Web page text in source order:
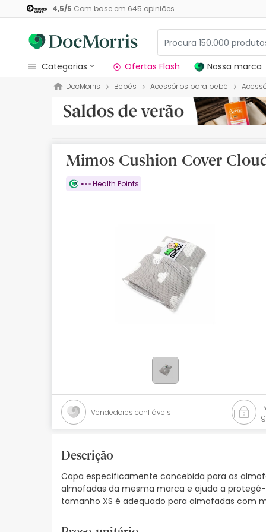
4,5/5 Com base em 645 opiniões
categorias
Dermocosmetica
Nossa marca
Medicamentos
Cosmética
Promoções
Mais vendidos
Health points
Ofertas Flash Nossa marca
DocMorris Bebés Acessórios para bebé
Mimos Cushion Cover
Health Points
Vendedores confiáveis
Descrição
Capa especificamente concebida para as
almofadas da mesma marca e ajuda a
tamanho XS é adequado para almofadas com